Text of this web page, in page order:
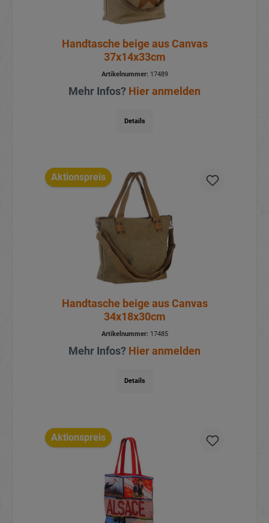
Handtasche beige aus Canvas
37x14x33cm
Artikelnummer:17489
Mehr Infos? Hier anmelden
Details
Aktionspreis
Handtasche beige aus Canvas
34x18x30cm
Artikelnummer:17485
Mehr Infos? Hier anmelden
Details
Aktionspreis